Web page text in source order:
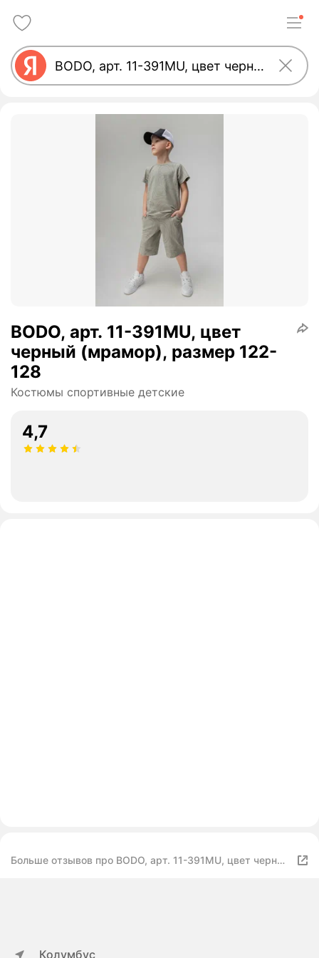
BODO, арт. 11-391МU, цвет
черный (мрамор), размер 122-
128
Костюмы спортивные детские
4,7
Больше отзывов про BODO, арт. 11-391МU, цвет черный
Колумбус